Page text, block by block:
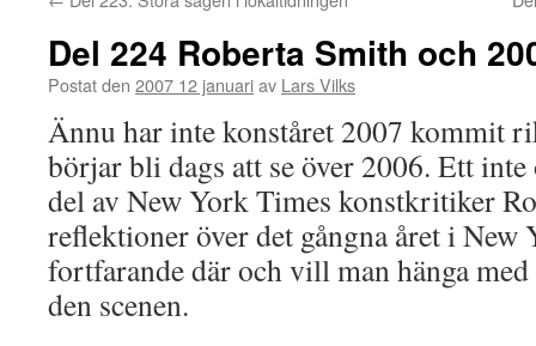
Del 224 Roberta Smith och
Postat den 2007 12 januariav Lars Vilks
Ännu har inte konståret 2007 kommit
börjar bli dags att se över 2006. Ett inte
del av New York Times konstkritiker
reflektioner över det gångna året i
fortfarande där och vill man hänga
den scenen.